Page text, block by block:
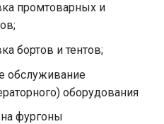
промтоварных и
бортов и тентов;
обслуживание
оборудования
фургоны